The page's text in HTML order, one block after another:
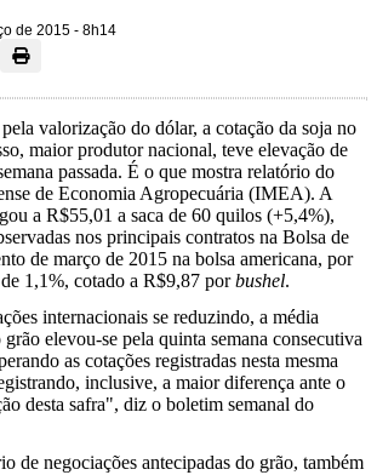
de 2015 - 8h14
valorização do dólar, a cotação da soja no
maior produtor nacional, teve elevação de
passada. É o que mostra relatório do
de Economia Agropecuária (IMEA). A
a R$55,01 a saca de 60 quilos (+5,4%),
nos principais contratos na Bolsa de
de março de 2015 na bolsa americana, por
1,1%, cotado a R$9,87 porbushel.
internacionais se reduzindo, a média
elevou-se pela quinta semana consecutiva
as cotações registradas nesta mesma
inclusive, a maior diferença ante o
desta safra", diz o boletim semanal do
de negociações antecipadas do grão, também